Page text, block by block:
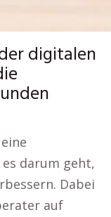
digitalen
darum geht,
Dabei
auf